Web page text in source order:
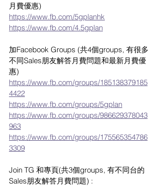
月費優惠)
https://www.fb.com/5gplanhk
https://www.fb.com/4.5gplan
加Facebook Groups (共4個groups, 有很多
不同Sales朋友解答月費問題和最新月費優
惠)
https://www.fb.com/groups/185138379185
4422
https://www.fb.com/groups/5gplan
https://www.fb.com/groups/986629378043
963
https://www.fb.com/groups/175565354786
3309
Join TG 和專頁(共3個groups, 有不同台的
Sales朋友解答月費問題) :